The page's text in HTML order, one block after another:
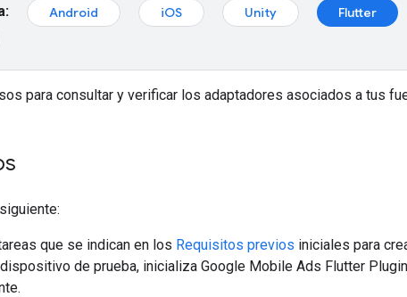
Android iOS Unity
Flutter
para consultar y verificar los adaptadores asociados a tus
que se indican en los Requisitos previos iniciales para
de prueba, inicializa Google Mobile Ads Flutter Plugin